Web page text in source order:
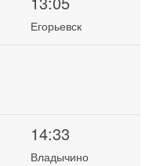
Егорьевск
14:33
Владычино